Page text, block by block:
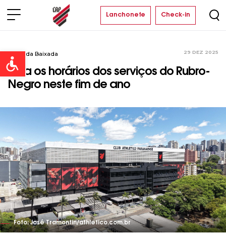
Open toolbar
Lanchonete Check-in
Arena da Baixada 29 DEZ 2025
Veja os horários dos serviços do Rubro-
Negro neste fim de ano
Foto: José Tramontin/athletico.com.br